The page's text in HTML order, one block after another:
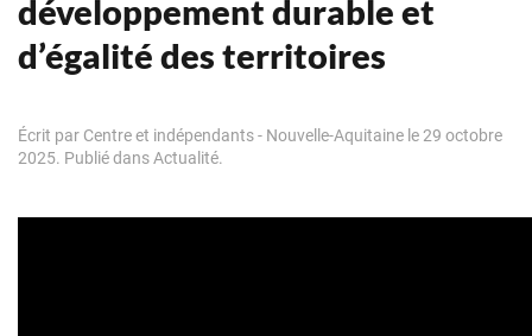
développement durable et
d’égalité des territoires
Écrit par Centre et indépendants - Nouvelle-Aquitaine le29 octobre
2025. Publié dansActualité.